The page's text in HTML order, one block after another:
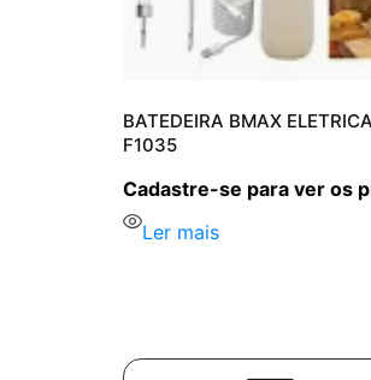
BATEDEIRA BMAX
F1035
Cadastre-se para ver os
Ler mais